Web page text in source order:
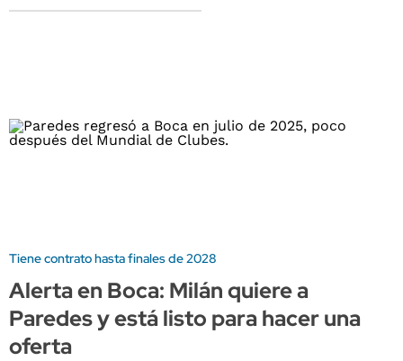
Tiene contrato hasta finales de 2028
Alerta en Boca: Milán quiere a
Paredes y está listo para hacer una
oferta